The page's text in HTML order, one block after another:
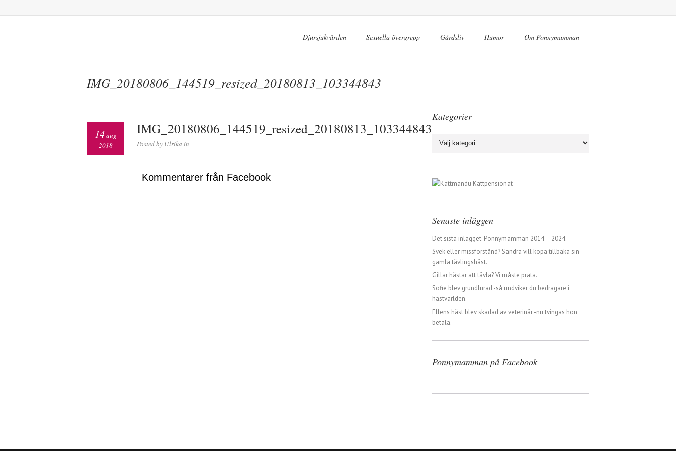
Djursjukvården Sexuella övergrepp Gårdsliv Humor Om Ponnymamman
IMG_20180806_144519_resized_20180813_103344843
IMG_20180806_144519_resized_20180813_103344843
Posted by Ulrika in
14aug
2018
Kommentarer från Facebook
Kategorier
Senaste inläggen
Det sista inlägget. Ponnymamman 2014 – 2024.
Svek eller missförstånd? Sandra vill köpa tillbaka sin
gamla tävlingshäst.
Gillar hästar att tävla? Vi måste prata.
Sofie blev grundlurad -så undviker du bedragare i
hästvärlden.
Ellens häst blev skadad av veterinär -nu tvingas hon
betala.
Ponnymamman på Facebook